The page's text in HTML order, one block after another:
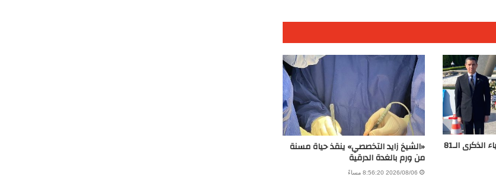
وزير التعليم يشارك في إحياء الذكرى الـ81 «الشيخ زايد التخصصي» ينقذ حياة مسنة
من ورم بالغدة الدرقية
2026/08/06 8:56:20 مساءً